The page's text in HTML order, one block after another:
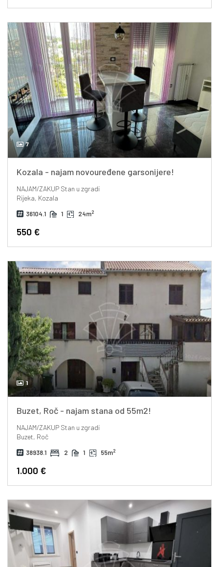
7
Kozala - najam novouređene garsonijere!
NAJAM/ZAKUPStan u zgradi
Rijeka, Kozala
36104.1 1 24m2
550 €
1
Buzet, Roč - najam stana od 55m2!
NAJAM/ZAKUPStan u zgradi
Buzet, Roč
38938.1 2 1 55m2
1.000 €